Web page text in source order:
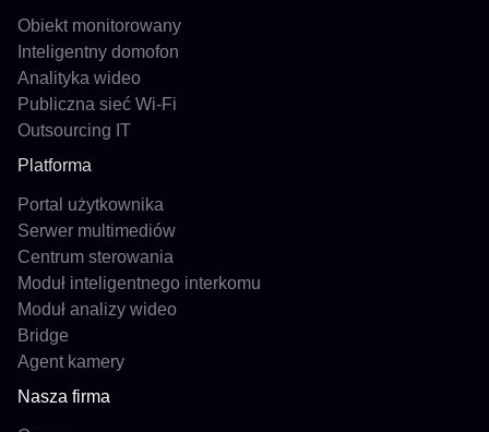
Obiekt monitorowany
Inteligentny domofon
Analityka wideo
Publiczna sieć Wi-Fi
Outsourcing IT
Platforma
Portal użytkownika
Serwer multimediów
Centrum sterowania
Moduł inteligentnego interkomu
Moduł analizy wideo
Bridge
Agent kamery
Nasza firma